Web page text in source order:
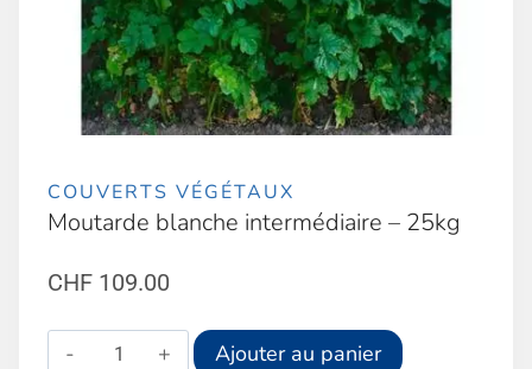
COUVERTS VÉGÉTAUX
Moutarde blanche intermédiaire – 25kg
CHF 109.00
quantité
Ajouter au panier